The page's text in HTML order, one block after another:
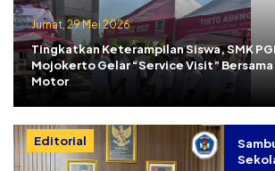
Jumat, 29 Mei 2026
Tingkatkan Keterampilan Siswa, SMK
Mojokerto Gelar “Service Visit”
Motor
Editorial